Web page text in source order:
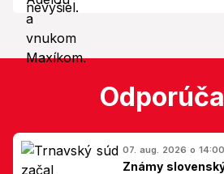
07. aug. 2026 o 14:00
Známy